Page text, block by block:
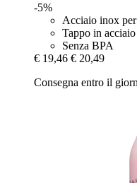
-5%
Acciaio inox
Tappo in
Senza BPA
€ 19,46 € 20,49
Consegna entro il